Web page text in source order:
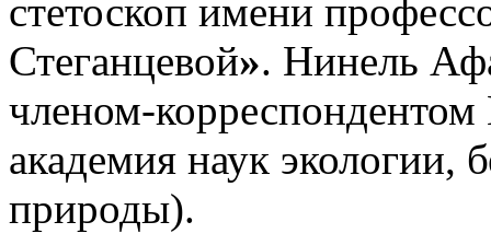
стетоскоп имени
Стеганцевой». Нинель
членом-
академия наук экологии,
природы).